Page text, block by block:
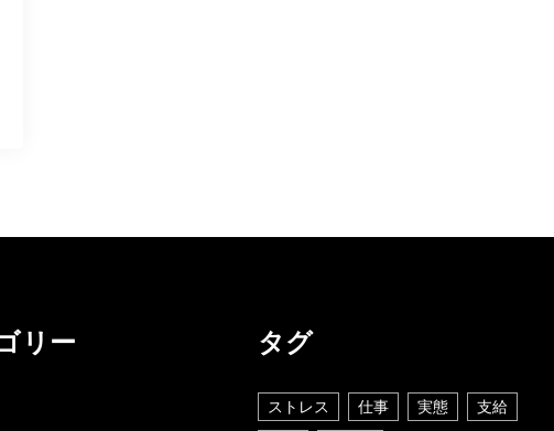
リー タグ
ストレス 仕事 実態 支給